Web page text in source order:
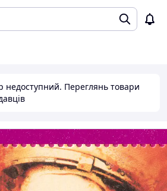
недоступний. Переглянь товари